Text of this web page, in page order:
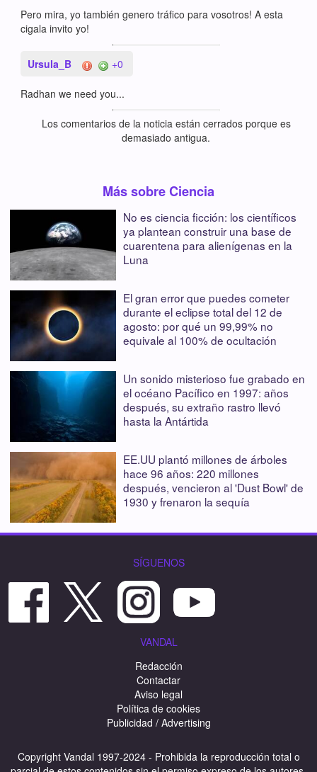
Pero mira, yo también genero tráfico para vosotros! A esta
cigala invito yo!
Ursula_B +0
Radhan we need you...
Los comentarios de la noticia están cerrados porque es
demasiado antigua.
Más sobre Ciencia
No es ciencia ficción: los científicos
ya plantean construir una base de
cuarentena para alienígenas en la
Luna
El gran error que puedes cometer
durante el eclipse total del 12 de
agosto: por qué un 99,99% no
equivale al 100% de ocultación
Un sonido misterioso fue grabado en
el océano Pacífico en 1997: años
después, su extraño rastro llevó
hasta la Antártida
EE.UU plantó millones de árboles
hace 96 años: 220 millones
después, vencieron al 'Dust Bowl' de
1930 y frenaron la sequía
SÍGUENOS
VANDAL
Redacción
Contactar
Aviso legal
Política de cookies
Publicidad / Advertising
Copyright Vandal 1997-2024 - Prohibida la reproducción total o